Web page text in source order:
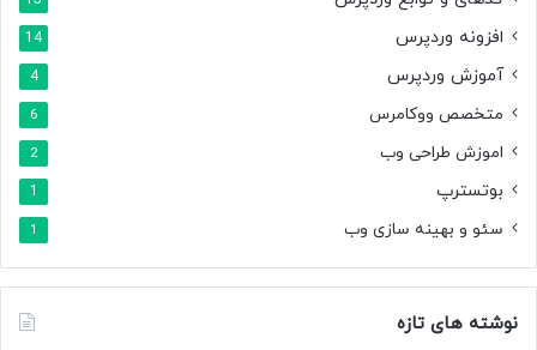
افزونه وردپرس 14
آموزش وردپرس 4
متخصص ووکامرس 6
اموزش طراحی وب 2
بوتسترپ 1
سئو و بهینه سازی وب 1
نوشته های تازه